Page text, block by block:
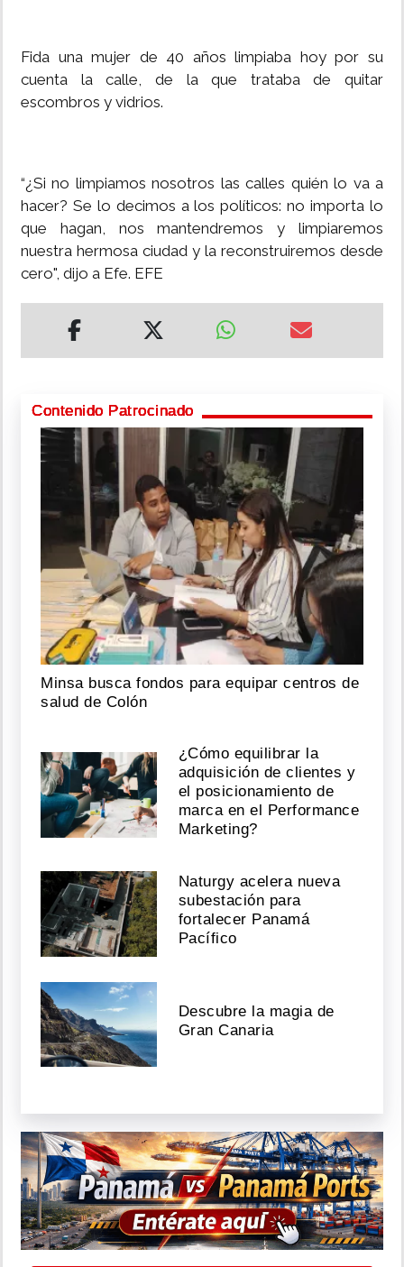
Fida una mujer de 40 años limpiaba hoy por su
cuenta la calle, de la que trataba de quitar
escombros y vidrios.
“¿Si no limpiamos nosotros las calles quién lo va a
hacer? Se lo decimos a los políticos: no importa lo
que hagan, nos mantendremos y limpiaremos
nuestra hermosa ciudad y la reconstruiremos desde
cero", dijo a Efe. EFE
Contenido Patrocinado
Minsa busca fondos para equipar centros de
salud de Colón
¿Cómo equilibrar la
adquisición de clientes y
el posicionamiento de
marca en el Performance
Marketing?
Naturgy acelera nueva
subestación para
fortalecer Panamá
Pacífico
Descubre la magia de
Gran Canaria